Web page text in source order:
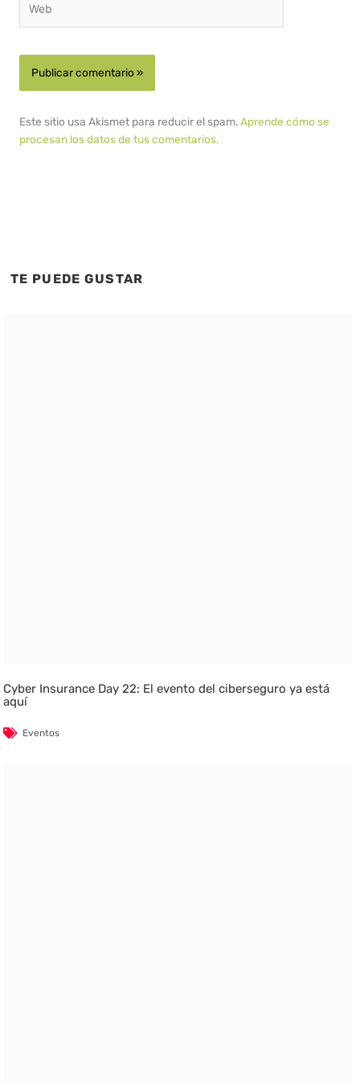
Este sitio usa Akismet para reducir el spam.Aprende cómo se
procesan los datos de tus comentarios.
TE PUEDE GUSTAR
Cyber Insurance Day 22: El evento del ciberseguro ya está
aquí
Eventos